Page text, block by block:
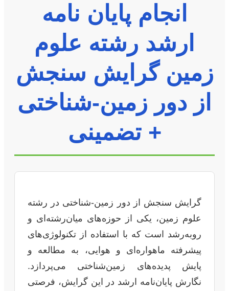
انجام پایان نامه
ارشد رشته علوم
زمین گرایش سنجش
از دور زمین-شناختی
+ تضمینی
گرایش سنجش از دور زمین-شناختی در رشته
علوم زمین، یکی از حوزه‌های میان‌رشته‌ای و
روبه‌رشد است که با استفاده از تکنولوژی‌های
پیشرفته ماهواره‌ای و هوایی، به مطالعه و
پایش پدیده‌های زمین‌شناختی می‌پردازد.
نگارش پایان‌نامه ارشد در این گرایش، فرصتی